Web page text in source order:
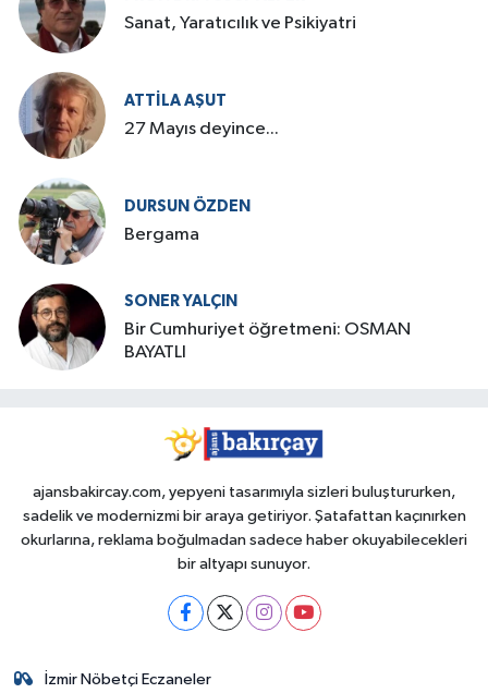
Sanat, Yaratıcılık ve Psikiyatri
ATTILA AŞUT
27 Mayıs deyince...
DURSUN ÖZDEN
Bergama
SONER YALÇIN
Bir Cumhuriyet öğretmeni: OSMAN
BAYATLI
ajansbakircay.com, yepyeni tasarımıyla sizleri buluştururken,
sadelik ve modernizmi bir araya getiriyor. Şatafattan kaçınırken
okurlarına, reklama boğulmadan sadece haber okuyabilecekleri
bir altyapı sunuyor.
İzmir Nöbetçi Eczaneler